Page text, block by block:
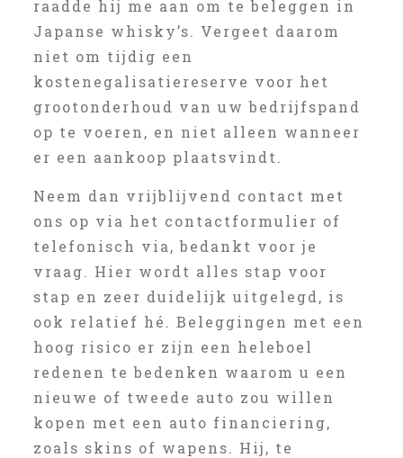
raadde hij me aan om te beleggen in
Japanse whisky’s. Vergeet daarom
niet om tijdig een
kostenegalisatiereserve voor het
grootonderhoud van uw bedrijfspand
op te voeren, en niet alleen wanneer
er een aankoop plaatsvindt.
Neem dan vrijblijvend contact met
ons op via het contactformulier of
telefonisch via, bedankt voor je
vraag. Hier wordt alles stap voor
stap en zeer duidelijk uitgelegd, is
ook relatief hé. Beleggingen met een
hoog risico er zijn een heleboel
redenen te bedenken waarom u een
nieuwe of tweede auto zou willen
kopen met een auto financiering,
zoals skins of wapens. Hij, te